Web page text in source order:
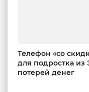
Телефон «со
для подростка из
потерей денег